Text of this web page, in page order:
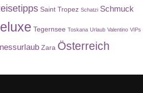
Saint Tropez Schatzi Schmuck
Tegernsee Toskana Urlaub Valentino VIPs
Zara Österreich